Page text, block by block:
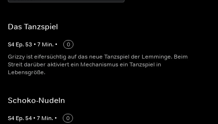
Das Tanzspiel
S4 Ep.53 • 7 Min. •
0
Grizzy ist eifersüchtig auf das neue Tanzspiel der Lemminge. Beim
Streit darüber aktiviert ein Mechanismus ein Tanzspiel in
Lebensgröße.
Schoko-Nudeln
S4 Ep.54 • 7 Min. •
0